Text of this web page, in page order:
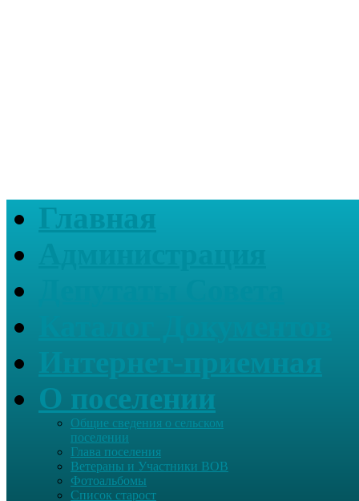
Главная
О поселении
Общие сведения о сельском
поселении
Глава поселения
Ветераны и Участники ВОВ
Фотоальбомы
Список старост